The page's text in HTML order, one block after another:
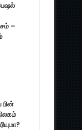
–
பின்